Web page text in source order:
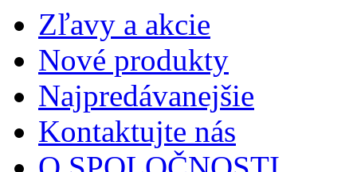
Zľavy a akcie
Nové produkty
Najpredávanejšie
Kontaktujte nás